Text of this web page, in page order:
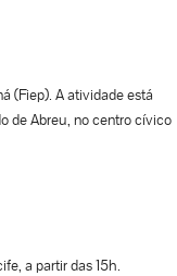
(Fiep). A atividade está
de Abreu, no centro cívico
a partir das 15h.